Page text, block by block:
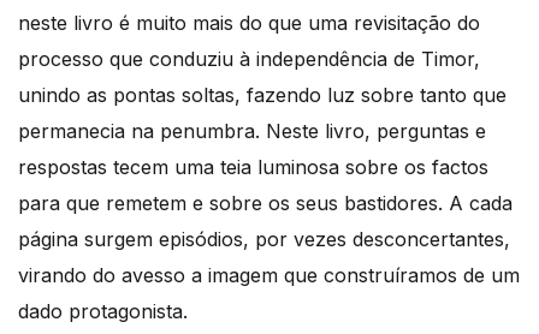
neste livro é muito mais do que uma revisitação do
processo que conduziu à independência de Timor,
unindo as pontas soltas, fazendo luz sobre tanto que
permanecia na penumbra. Neste livro, perguntas e
respostas tecem uma teia luminosa sobre os factos
para que remetem e sobre os seus bastidores. A cada
página surgem episódios, por vezes desconcertantes,
virando do avesso a imagem que construíramos de um
dado protagonista.